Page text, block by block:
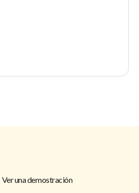
Ver una demostración